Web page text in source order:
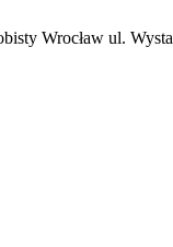
Wrocław ul.